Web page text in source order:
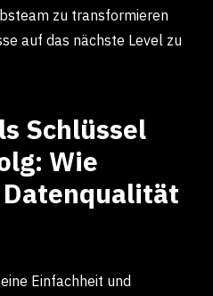
zu transformieren
auf das nächste Level zu
Schlüssel
Wie
Einfachheit und